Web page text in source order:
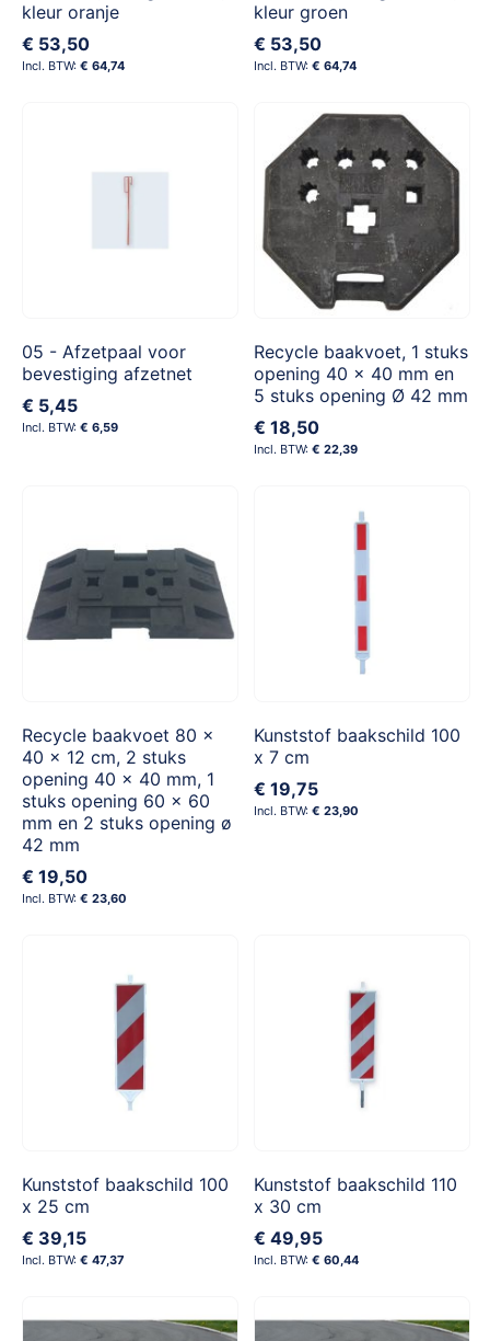
kleur oranje
€ 53,50
€ 64,74
kleur groen
€ 53,50
€ 64,74
05 - Afzetpaal voor
bevestiging afzetnet
€ 5,45
€ 6,59
Recycle baakvoet, 1 stuks
opening 40 x 40 mm en
5 stuks opening Ø 42 mm
€ 18,50
€ 22,39
Recycle baakvoet 80 x
40 x 12 cm, 2 stuks
opening 40 x 40 mm, 1
stuks opening 60 x 60
mm en 2 stuks opening ø
42 mm
€ 19,50
€ 23,60
Kunststof baakschild 100
x 7 cm
€ 19,75
€ 23,90
Kunststof baakschild 100
x 25 cm
€ 39,15
€ 47,37
Kunststof baakschild 110
x 30 cm
€ 49,95
€ 60,44